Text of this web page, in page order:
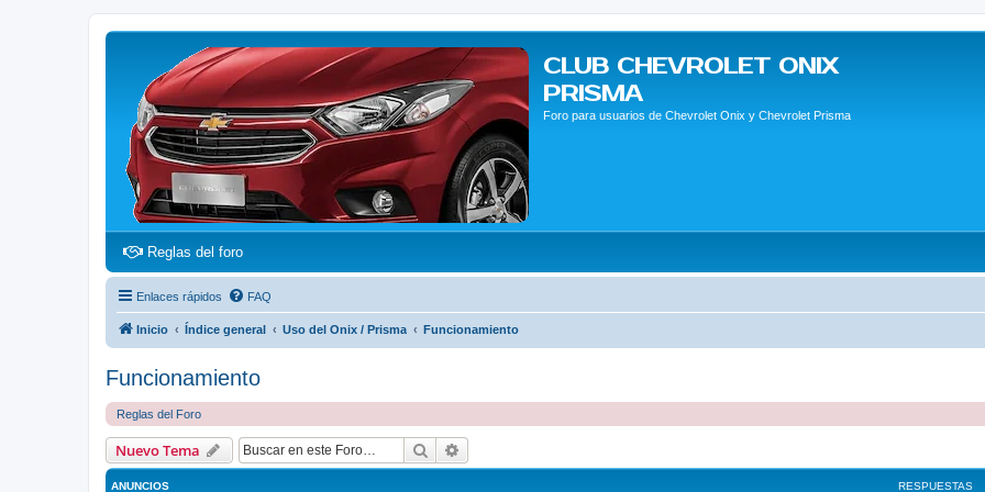
CLUB CHEVROLET ONIX
PRISMA
Foro para usuarios de Chevrolet Onix y Chevrolet Prisma
Reglas del foro(Opens a new tab)
Enlaces rápidos FAQ
Inicio Índice general Uso del Onix / Prisma Funcionamiento
Funcionamiento
Reglas del Foro
Nuevo Tema Buscar
ANUNCIOS RESPUESTAS